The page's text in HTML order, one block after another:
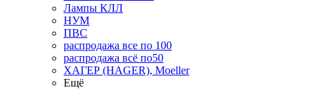
Лампы КЛЛ
НУМ
ПВС
распродажа все по 100
распродажа всё по50
ХАГЕР (HAGER), Moeller
Ещё